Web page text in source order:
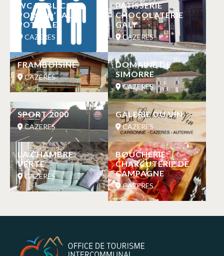
WC PUBLICS ET
POINT D’EAU
POTABLE
CAZERES
PATISSERIE
CHOCOLATERIE
GALY
CAZERES
FRAMBOISINE
CAZERES
DOMAINE DE
SIMORRE
CAZERES
SPORT 2000
CAZERES
GALERIE DU VIN
CAZERES
LA CHAMBRE
VERTE
CAZERES
BOUCHERIE
CHARCUTERIE DE
CAMPAGNE
CAZERES